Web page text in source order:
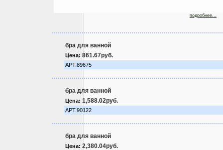
подробнее...
бра для ванной
Цена: 861.67руб.
АРТ.89675
бра для ванной
Цена: 1,588.02руб.
АРТ.90122
бра для ванной
Цена: 2,380.04руб.